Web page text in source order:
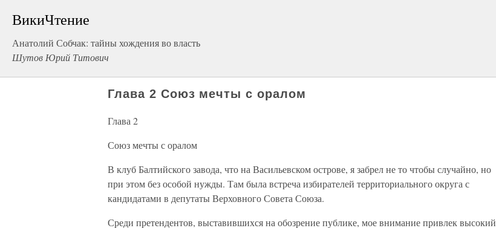
ВикиЧтение
Анатолий Собчак: тайны хождения во власть
Шутов Юрий Титович
Глава 2 Союз мечты с оралом
Глава 2
Союз мечты с оралом
В клуб Балтийского завода, что на Васильевском острове, я забрел не то чтобы случайно, но
при этом без особой нужды. Там была встреча избирателей территориального округа с
кандидатами в депутаты Верховного Совета Союза.
Среди претендентов, выставившихся на обозрение публике, мое внимание привлек высокий